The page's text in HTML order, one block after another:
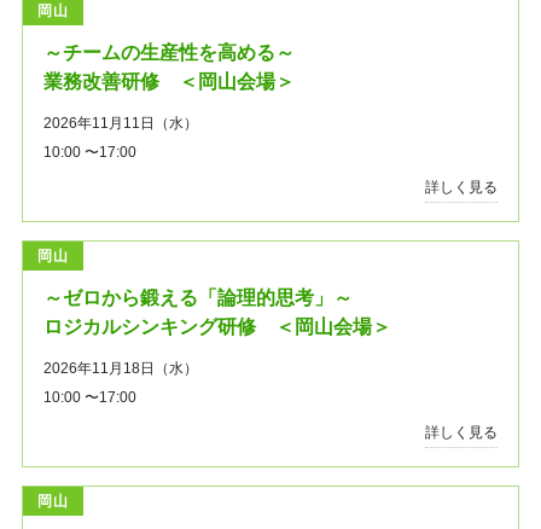
岡山
～チームの生産性を高める～
業務改善研修 ＜岡山会場＞
2026年11月11日（水）
10:00 〜17:00
詳しく見る
岡山
～ゼロから鍛える「論理的思考」～
ロジカルシンキング研修 ＜岡山会場＞
2026年11月18日（水）
10:00 〜17:00
詳しく見る
岡山